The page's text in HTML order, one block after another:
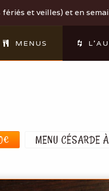
et veilles) et en
MENUS
MENU CÉSARDE